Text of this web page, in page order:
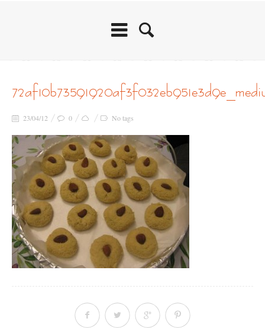
23/04/12 0 No tags